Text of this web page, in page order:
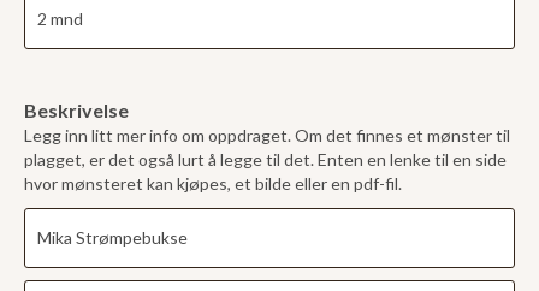
Beskrivelse
Legg inn litt mer info om oppdraget. Om det finnes et mønster til
plagget, er det også lurt å legge til det. Enten en lenke til en side
hvor mønsteret kan kjøpes, et bilde eller en pdf-fil.